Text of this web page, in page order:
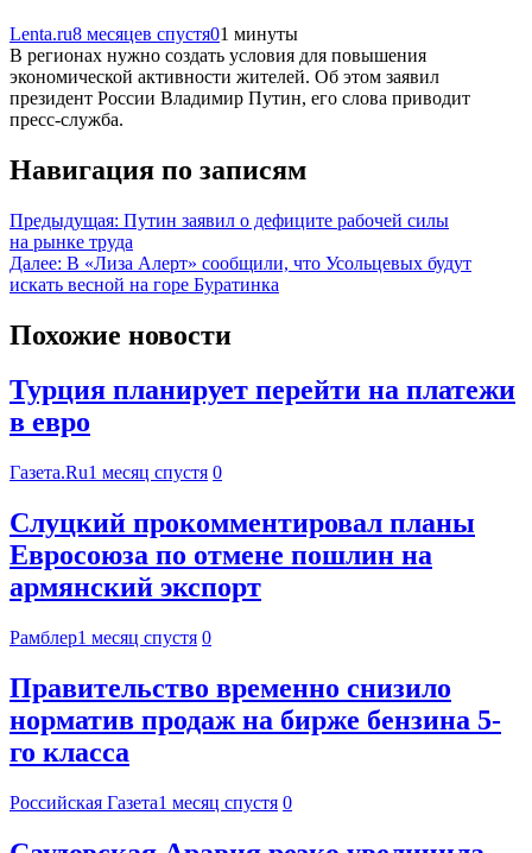
Lenta.ru8 месяцев спустя01 минуты
В регионах нужно создать условия для повышения
экономической активности жителей. Об этом заявил
президент России Владимир Путин, его слова приводит
пресс-служба.
Навигация по записям
Предыдущая: Путин заявил о дефиците рабочей силы
на рынке труда
Далее: В «Лиза Алерт» сообщили, что Усольцевых будут
искать весной на горе Буратинка
Похожие новости
Турция планирует перейти на платежи
в евро
Газета.Ru1 месяц спустя 0
Слуцкий прокомментировал планы
Евросоюза по отмене пошлин на
армянский экспорт
Рамблер1 месяц спустя 0
Правительство временно снизило
норматив продаж на бирже бензина 5-
го класса
Российская Газета1 месяц спустя 0